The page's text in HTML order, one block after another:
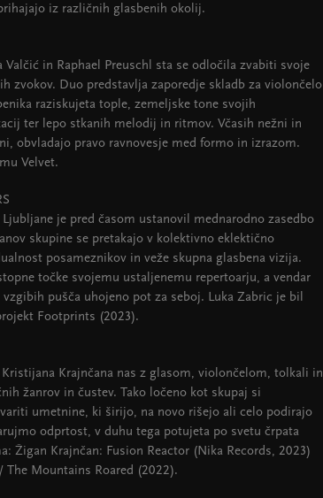
iz različnih glasbenih okolij.
Valčić in Raphael Preuschl sta se odločila zvabiti svoje
zvokov. Duo predstavlja zaporedje skladb za violončelo
raziskujeta tople, zemeljske tone svojih
ter lepo stkanih melodij in ritmov. Včasih nežni in
obvladajo pravo ravnovesje med formo in izrazom.
Velvet.
je pred časom ustanovil mednarodno zasedbo
skupine se pretakajo v kolektivno eklektično
posameznikov in veže skupna glasbena vizija.
točke svojemu ustaljenemu repertoarju, a vendar
pušča uhojeno pot za seboj. Luka Zabric je bil
Footprints (2023).
Krajnčana nas z glasom, violončelom, tolkali in
žanrov in čustev. Tako ločeno kot skupaj si
umetnine, ki širijo, na novo rišejo ali celo podirajo
odprtost, v duhu tega potujeta po svetu črpata
Žigan Krajnčan: Fusion Reactor (Nika Records, 2023)
Mountains Roared (2022).